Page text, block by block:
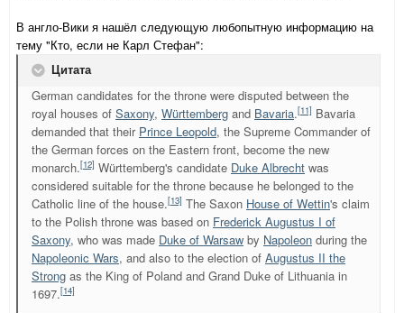
В англо-Вики я нашёл следующую любопытную информацию на
тему "Кто, если не Карл Стефан":
Цитата
German candidates for the throne were disputed between the
royal houses of Saxony, Württemberg and Bavaria.[11] Bavaria
demanded that their Prince Leopold, the Supreme Commander of
the German forces on the Eastern front, become the new
monarch.[12] Württemberg's candidate Duke Albrecht was
considered suitable for the throne because he belonged to the
Catholic line of the house.[13] The Saxon House of Wettin's claim
to the Polish throne was based on Frederick Augustus I of
Saxony, who was made Duke of Warsaw by Napoleon during the
Napoleonic Wars, and also to the election of Augustus II the
Strong as the King of Poland and Grand Duke of Lithuania in
1697.[14]